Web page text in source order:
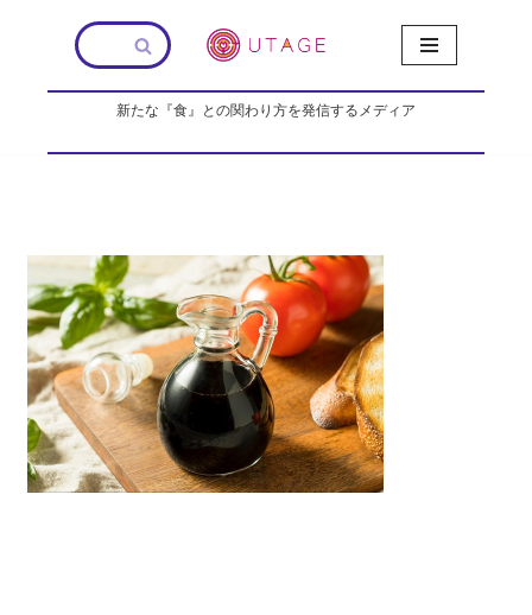
プ
新たな『食』との関わり方を発信するメディア